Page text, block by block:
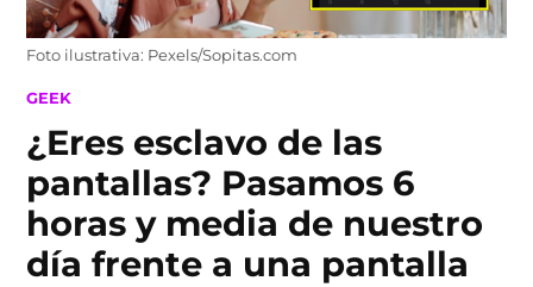
Foto ilustrativa: Pexels/Sopitas.com
POSTED
GEEK
¿Eres esclavo de las
pantallas? Pasamos 6
horas y media de nuestro
día frente a una pantalla